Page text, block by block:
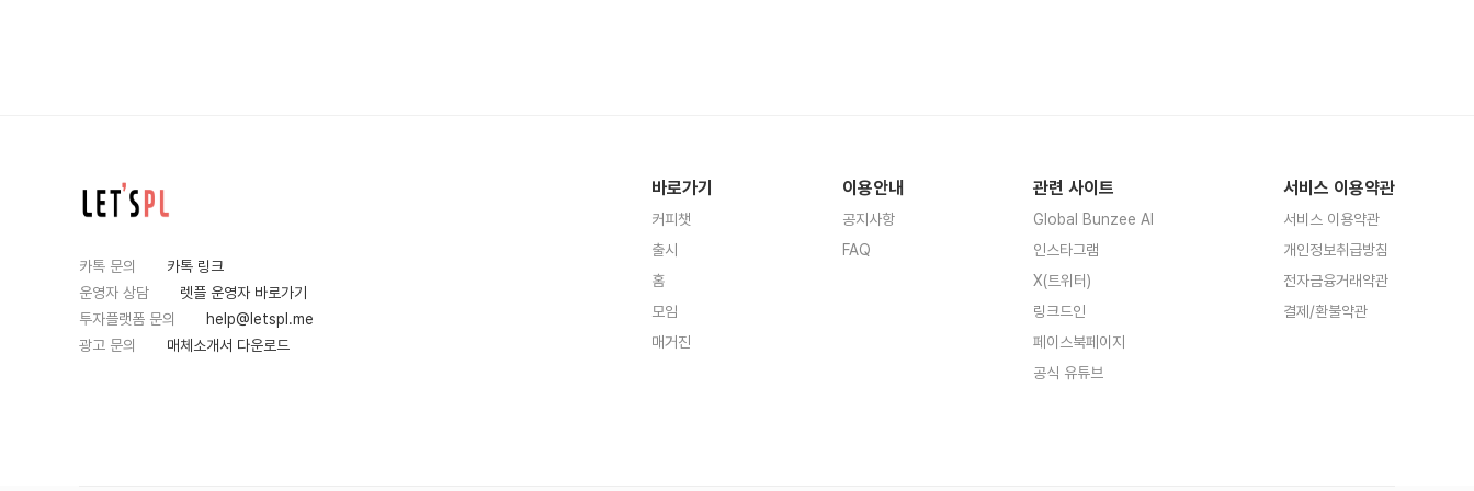
카톡 문의
카톡 링크
운영자 상담
렛플 운영자 바로가기
투자플랫폼 문의
help@letspl.me
광고 문의
매체소개서 다운로드
바로가기
커피챗
출시
홈
모임
매거진
이용안내
공지사항
FAQ
관련 사이트
Global Bunzee AI
인스타그램
X(트위터)
링크드인
페이스북페이지
공식 유튜브
서비스 이용약관
서비스 이용약관
개인정보취급방침
전자금융거래약관
결제/환불약관